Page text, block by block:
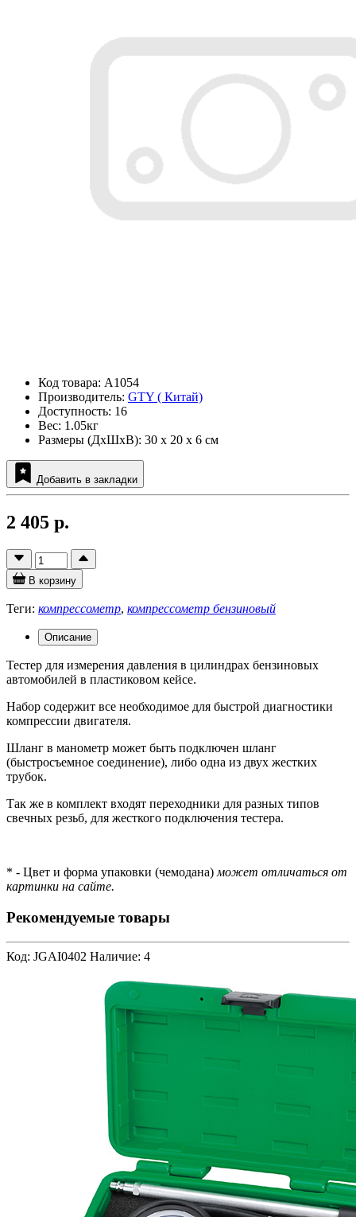
Код товара: A1054
Производитель: GTY ( Китай)
Доступность: 16
Вес: 1.05кг
Размеры (ДxШxВ): 30 x 20 x 6 см
Добавить в закладки
2 405 р.
В корзину
Теги: компрессометр, компрессометр бензиновый
Описание
Тестер для измерения давления в цилиндрах бензиновых
автомобилей в пластиковом кейсе.
Набор содержит все необходимое для быстрой диагностики
компрессии двигателя.
Шланг в манометр может быть подключен шланг
(быстросъемное соединение), либо одна из двух жестких
трубок.
Так же в комплект входят переходники для разных типов
свечных резьб, для жесткого подключения тестера.
* - Цвет и форма упаковки (чемодана) может отличаться от
картинки на сайте.
Рекомендуемые товары
Код: JGAI0402 Наличие: 4